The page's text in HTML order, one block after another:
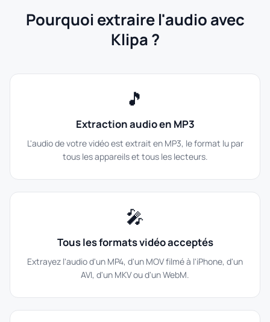
Pourquoi extraire l'audio avec
Klipa ?
🎵
Extraction audio en MP3
L'audio de votre vidéo est extrait en MP3, le format lu par
tous les appareils et tous les lecteurs.
🎤
Tous les formats vidéo acceptés
Extrayez l'audio d'un MP4, d'un MOV filmé à l'iPhone, d'un
AVI, d'un MKV ou d'un WebM.